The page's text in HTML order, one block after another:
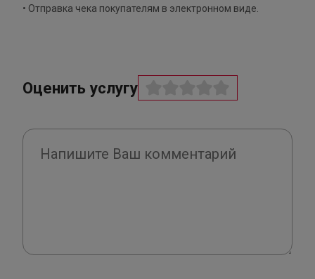
• Отправка чека покупателям в электронном виде.
Оценить услугу